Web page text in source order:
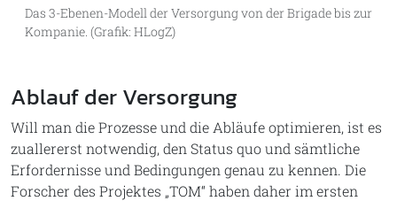
Das 3-Ebenen-Modell der Versorgung von der Brigade bis zur
Kompanie. (Grafik: HLogZ)
Ablauf der Versorgung
Will man die Prozesse und die Abläufe optimieren, ist es
zuallererst notwendig, den Status quo und sämtliche
Erfordernisse und Bedingungen genau zu kennen. Die
Forscher des Projektes „TOM“ haben daher im ersten